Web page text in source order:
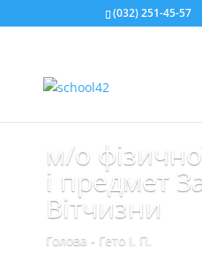
(032) 251-45-57
м/о
і предмет
Вітчизни
Голова - Гето І. П.